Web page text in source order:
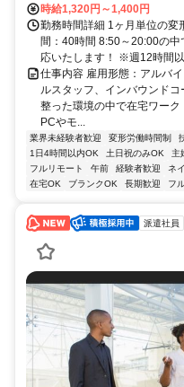
時給1,320円～1,400円
勤務時間詳細 1ヶ月単位の変
間：40時間 8:50～20:00の
応いたします！ ※週12時間
仕事内容 雇用形態：アルバ
ルスタッフ、インバウンド
整った環境の中で在宅ワー
PCやモ...
業界未経験者歓迎 変形労働時間制
1日4時間以内OK
土日祝のみOK 主
フルリモート
午前 経験者歓迎 ネ
在宅OK
ブランクOK 長期歓迎 フ
派遣社員